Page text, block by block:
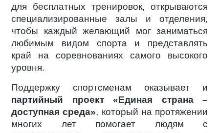
для бесплатных тренировок, открываются
специализированные залы и отделения,
чтобы каждый желающий мог заниматься
любимым видом спорта и представлять
край на соревнованиях самого высокого
уровня.
Поддержку спортсменам оказывает и
партийный проект «Единая страна –
доступная среда», который на протяжении
многих лет помогает людям с